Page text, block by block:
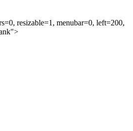
resizable=1, menubar=0, left=200,